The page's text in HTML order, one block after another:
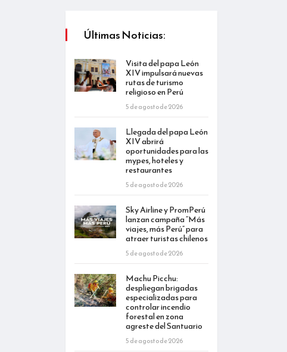
Últimas Noticias:
Visita del papa León
XIV impulsará nuevas
rutas de turismo
religioso en Perú
5 de agosto de 2026
Llegada del papa León
XIV abrirá
oportunidades para las
mypes, hoteles y
restaurantes
5 de agosto de 2026
Sky Airline y PromPerú
lanzan campaña “Más
viajes, más Perú” para
atraer turistas chilenos
5 de agosto de 2026
Machu Picchu:
despliegan brigadas
especializadas para
controlar incendio
forestal en zona
agreste del Santuario
5 de agosto de 2026